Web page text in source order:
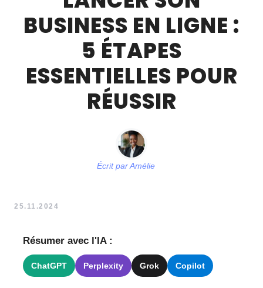
BUSINESS EN LIGNE :
5 ÉTAPES
ESSENTIELLES POUR
RÉUSSIR
Écrit parAmélie
25.11.2024
Résumer avec l'IA :
ChatGPT Perplexity Grok Copilot